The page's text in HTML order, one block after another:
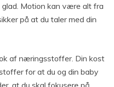
glad. Motion kan være alt fra
på at du taler med din
af næringsstoffer. Din kost
for at du og din baby
at du skal fokusere på